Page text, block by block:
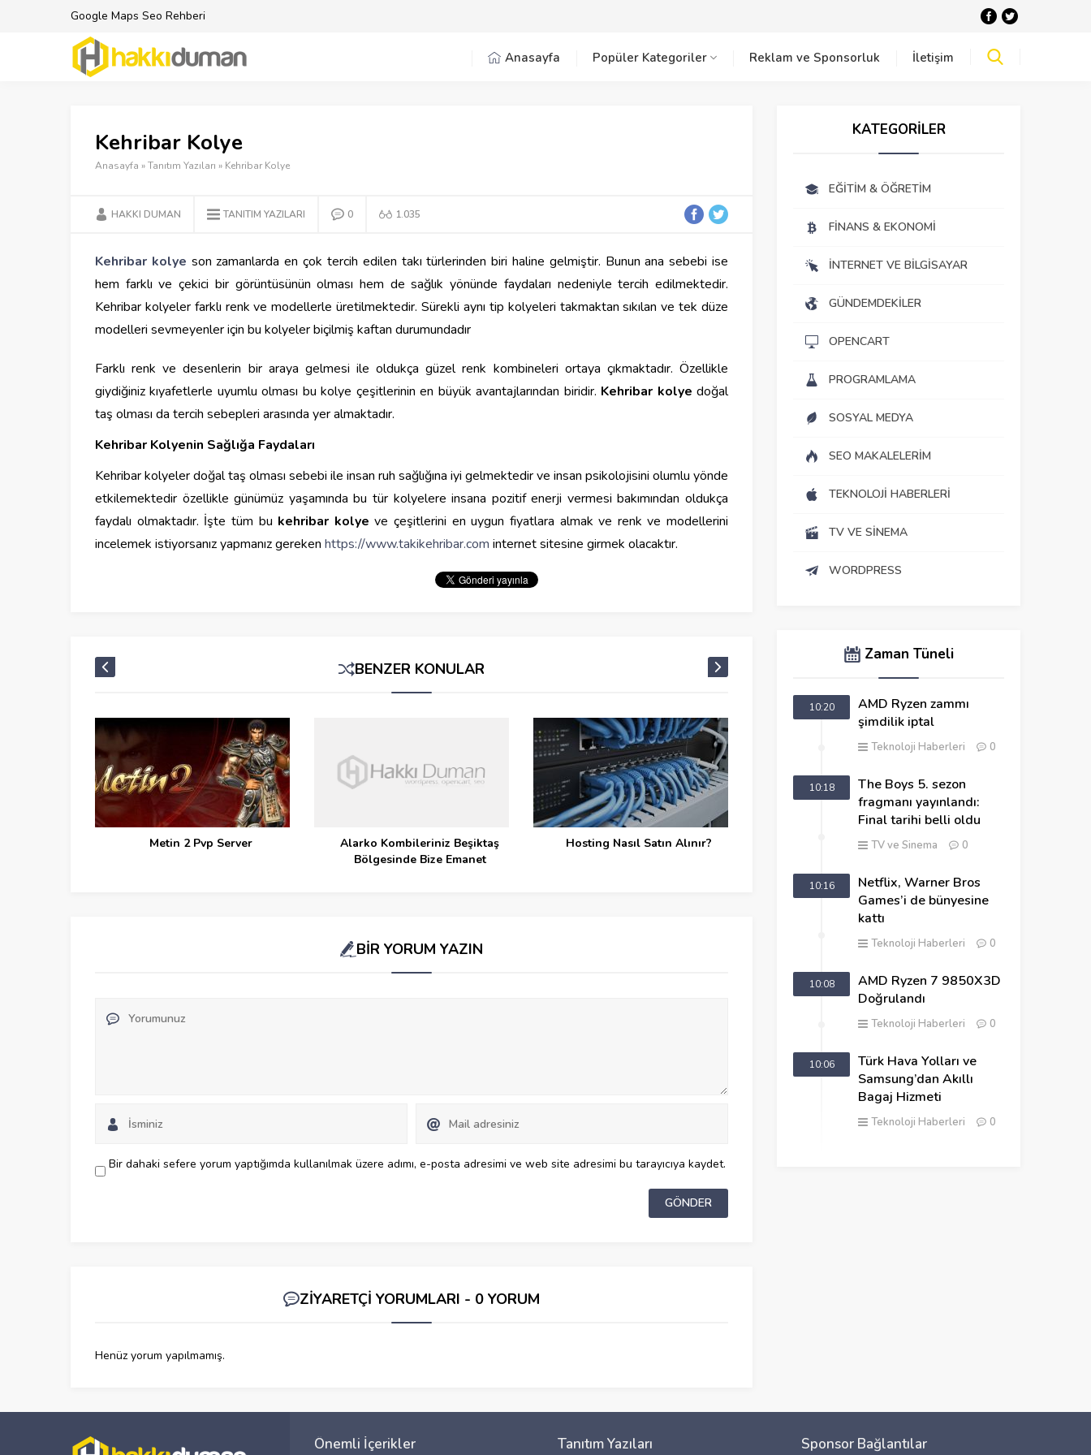
Google Maps Seo Rehberi
Anasayfa Popüler Kategoriler Reklam ve Sponsorluk İletişim
Kehribar Kolye
Anasayfa »Tanıtım Yazıları » Kehribar Kolye
HAKKI DUMAN TANITIM YAZILARI 0 1.035
Kehribar kolye son zamanlarda en çok tercih edilen takı türlerinden biri haline gelmiştir. Bunun ana sebebi ise
hem farklı ve çekici bir görüntüsünün olması hem de sağlık yönünde faydaları nedeniyle tercih edilmektedir.
Kehribar kolyeler farklı renk ve modellerle üretilmektedir. Sürekli aynı tip kolyeleri takmaktan sıkılan ve tek düze
modelleri sevmeyenler için bu kolyeler biçilmiş kaftan durumundadır
Farklı renk ve desenlerin bir araya gelmesi ile oldukça güzel renk kombineleri ortaya çıkmaktadır. Özellikle
giydiğiniz kıyafetlerle uyumlu olması bu kolye çeşitlerinin en büyük avantajlarından biridir. Kehribar kolye doğal
taş olması da tercih sebepleri arasında yer almaktadır.
Kehribar Kolyenin Sağlığa Faydaları
Kehribar kolyeler doğal taş olması sebebi ile insan ruh sağlığına iyi gelmektedir ve insan psikolojisini olumlu yönde
etkilemektedir özellikle günümüz yaşamında bu tür kolyelere insana pozitif enerji vermesi bakımından oldukça
faydalı olmaktadır. İşte tüm bu kehribar kolye ve çeşitlerini en uygun fiyatlara almak ve renk ve modellerini
incelemek istiyorsanız yapmanız gereken https://www.takikehribar.com internet sitesine girmek olacaktır.
BENZER KONULAR
Metin 2 Pvp Server
Alarko Kombileriniz Beşiktaş
Bölgesinde Bize Emanet
Hosting Nasıl Satın Alınır?
Uçak Oyunları ile En İyi Pilot Siz
BİR YORUM YAZIN
Bir dahaki sefere yorum yaptığımda kullanılmak üzere adımı, e-posta adresimi ve web site adresimi bu tarayıcıya kaydet.
ZİYARETÇİ YORUMLARI - 0 YORUM
Henüz yorum yapılmamış.
KATEGORİLER
EĞITIM & ÖĞRETIM
FINANS & EKONOMI
İNTERNET VE BILGISAYAR
GÜNDEMDEKILER
OPENCART
PROGRAMLAMA
SOSYAL MEDYA
SEO MAKALELERIM
TEKNOLOJI HABERLERI
TV VE SINEMA
WORDPRESS
Zaman Tüneli
10:20
AMD Ryzen zammı
şimdilik iptal
Teknoloji Haberleri 0
10:18
The Boys 5. sezon
fragmanı yayınlandı:
Final tarihi belli oldu
TV ve Sinema 0
10:16
Netflix, Warner Bros
Games’i de bünyesine
kattı
Teknoloji Haberleri 0
10:08
AMD Ryzen 7 9850X3D
Doğrulandı
Teknoloji Haberleri 0
10:06
Türk Hava Yolları ve
Samsung’dan Akıllı
Bagaj Hizmeti
Teknoloji Haberleri 0
Önemli İçerikler Tanıtım Yazıları Sponsor Bağlantılar